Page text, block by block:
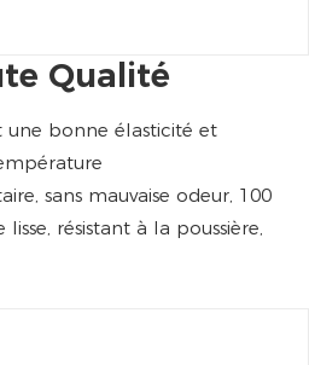
Qualité
une bonne élasticité et
sans mauvaise odeur, 100
résistant à la poussière,